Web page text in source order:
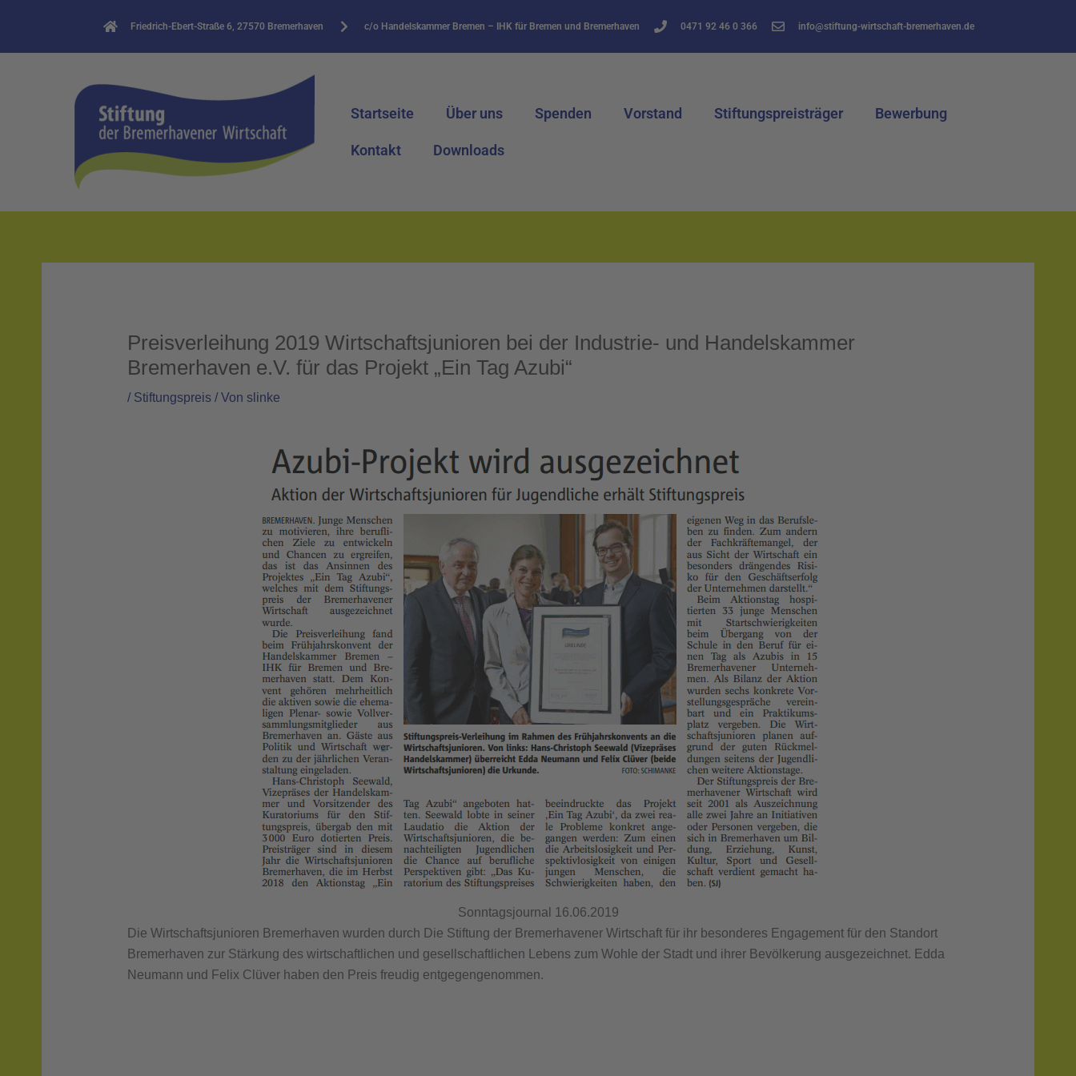
springen
Friedrich-Ebert-Straße 6, 27570 Bremerhaven c/o Handelskammer Bremen – IHK für Bremen und Bremerhaven 0471 92 46 0 366 info@stiftung-wirtschaft-bremerhaven.de
Startseite Über uns Spenden Vorstand Stiftungspreisträger Bewerbung
Kontakt Downloads
Preisverleihung 2019 Wirtschaftsjunioren bei der Industrie- und Handelskammer
Bremerhaven e.V. für das Projekt „Ein Tag Azubi“
/ Stiftungspreis/ Von slinke
Sonntagsjournal 16.06.2019
Die Wirtschaftsjunioren Bremerhaven wurden durch Die Stiftung der Bremerhavener Wirtschaft für ihr besonderes Engagement für den Standort
Bremerhaven zur Stärkung des wirtschaftlichen und gesellschaftlichen Lebens zum Wohle der Stadt und ihrer Bevölkerung ausgezeichnet. Edda
Neumann und Felix Clüver haben den Preis freudig entgegengenommen.